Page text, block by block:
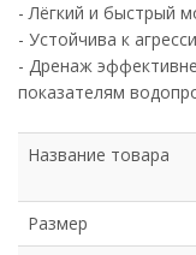
- Лёгкий и быстрый
- Устойчива к
- Дренаж
показателям
Название товара
Размер